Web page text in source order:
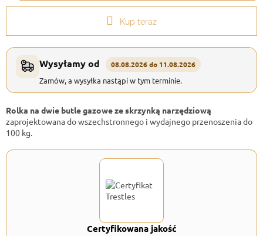
Kup teraz
Wysyłamy od 08.08.2026 do 11.08.2026
Zamów, a wysyłka nastąpi w tym terminie.
Rolka na dwie butle gazowe ze skrzynką narzędziową
zaprojektowana do wszechstronnego i wydajnego przenoszenia do
100 kg.
Certyfikowana jakość